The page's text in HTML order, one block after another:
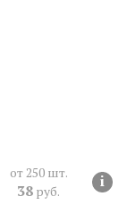
от 250 шт.
38 руб.
i